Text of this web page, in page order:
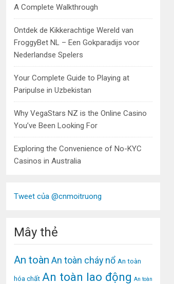
A Complete Walkthrough
Ontdek de Kikkerachtige Wereld van
FroggyBet NL – Een Gokparadijs voor
Nederlandse Spelers
Your Complete Guide to Playing at
Paripulse in Uzbekistan
Why VegaStars NZ is the Online Casino
You’ve Been Looking For
Exploring the Convenience of No-KYC
Casinos in Australia
Tweet của @cnmoitruong
Mây thẻ
An toàn An toàn cháy nổ An toàn
hóa chất An toàn lao động An toàn